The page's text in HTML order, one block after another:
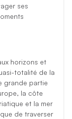
ses
horizons et
totalité de la
grande partie
la côte
et la mer
de traverser